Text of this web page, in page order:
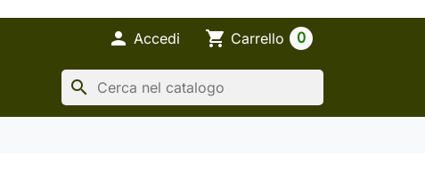
 Accedi shopping_cart Carrello 0
search